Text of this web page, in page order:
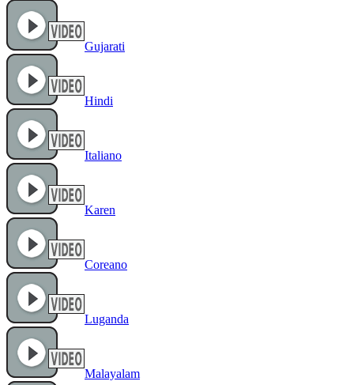
Gujarati
Hindi
Italiano
Karen
Coreano
Luganda
Malayalam